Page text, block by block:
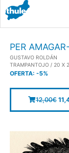
PER
GUSTAVO ROLDÁN
TRAMPANTOJO / 20 X
OFERTA: -5%
12,00€